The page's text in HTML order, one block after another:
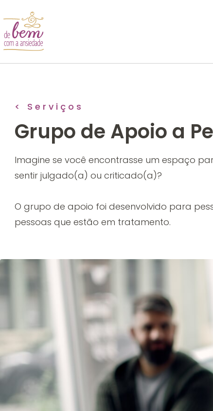
< Serviços
Grupo de Apoio a
Imagine se você encontrasse um espaço
sentir julgado(a) ou criticado(a)?
O grupo de apoio foi desenvolvido para
pessoas que estão em tratamento.